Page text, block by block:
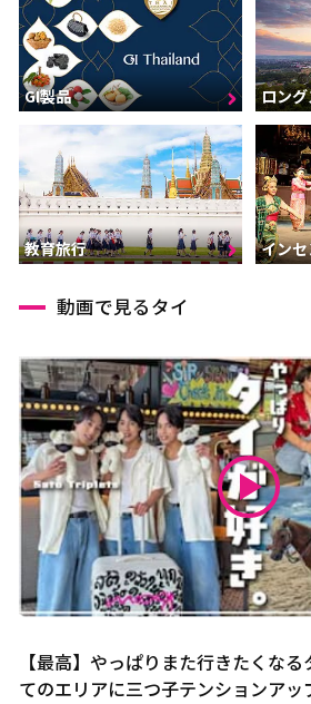
GI製品 ロン
教育旅行 イン
動画で見るタイ
【最高】やっぱりまた行きたくな
てのエリアに三つ子テンションアッ